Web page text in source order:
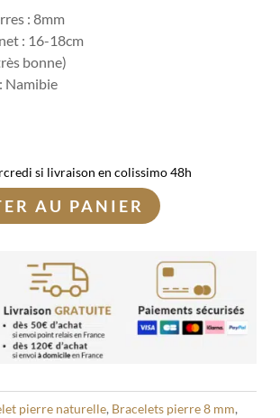
: 8mm
: 16-18cm
bonne)
Namibie
si livraison en colissimo 48h
AU PANIER
pierre naturelle, Bracelets pierre 8 mm,